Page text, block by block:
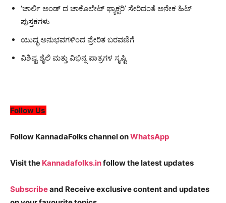
‘ಚಾರ್ಲಿ ಅಂಡ್ ದ ಚಾಕೊಲೇಟ್ ಫ್ಯಾಕ್ಟರಿ’ ಸೇರಿದಂತೆ ಅನೇಕ ಹಿಟ್
ಪುಸ್ತಕಗಳು
ಯುದ್ಧ ಅನುಭವಗಳಿಂದ ಪ್ರೇರಿತ ಬರವಣಿಗೆ
ವಿಶಿಷ್ಟ ಶೈಲಿ ಮತ್ತು ವಿಭಿನ್ನ ಪಾತ್ರಗಳ ಸೃಷ್ಟಿ
Follow Us
Follow KannadaFolks channel onWhatsApp
Visit the Kannadafolks.infollow the latest updates
Subscribeand Receive exclusive content and updates